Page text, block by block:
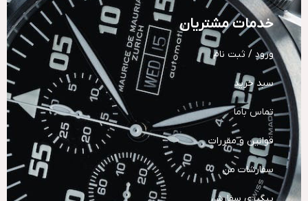
خدمات مشتریان
ورود / ثبت نام
سبد خرید
تماس باما
قوانین و مقررات
سفارشات من